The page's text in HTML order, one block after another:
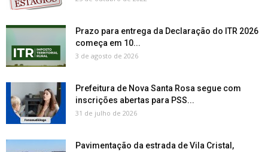
Prazo para entrega da Declaração do ITR 2026
começa em 10...
3 de agosto de 2026
Prefeitura de Nova Santa Rosa segue com
inscrições abertas para PSS...
31 de julho de 2026
Pavimentação da estrada de Vila Cristal,